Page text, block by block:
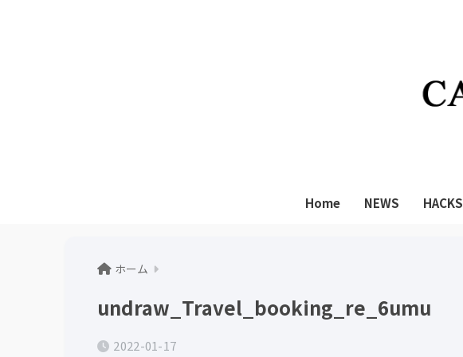
Home NEWS HACKS
ホーム
undraw_Travel_booking_re_6umu
2022-01-17